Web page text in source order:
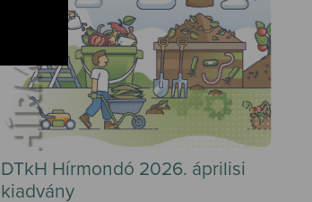
DTkH Hírmondó 2026. áprilisi
kiadvány